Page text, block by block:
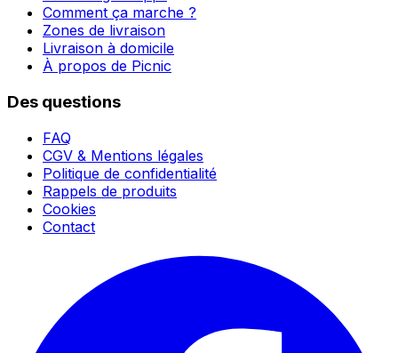
Comment ça marche ?
Zones de livraison
Livraison à domicile
À propos de Picnic
Des questions
FAQ
CGV & Mentions légales
Politique de confidentialité
Rappels de produits
Cookies
Contact